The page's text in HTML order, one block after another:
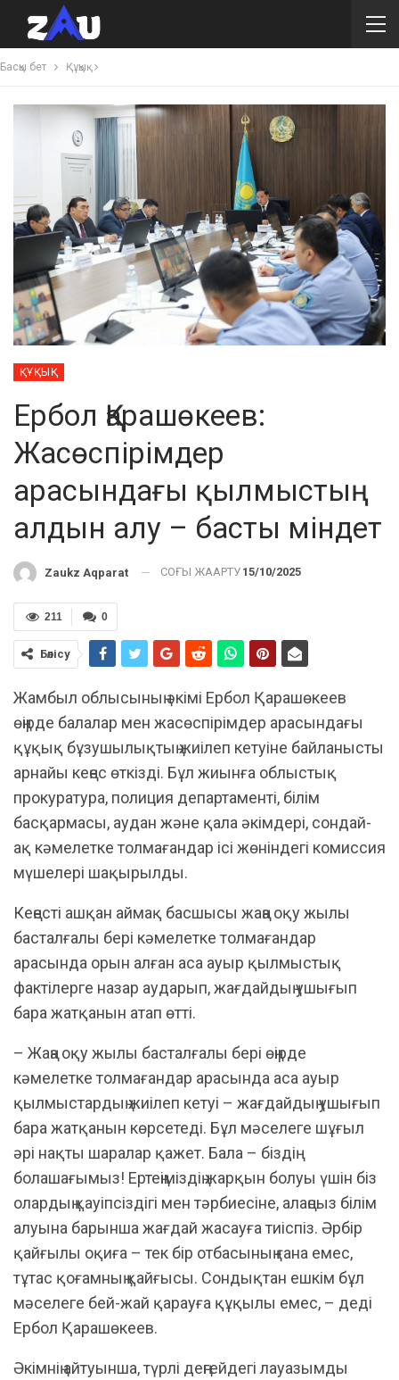
Басқы бет Құқық
ҚҰҚЫҚ
Ербол Қарашөкеев:
Жасөспірімдер
арасындағы қылмыстың
алдын алу – басты міндет
Zaukz Aqparat СОҢҒЫ ЖАҢАРТУ 15/10/2025
0
211
Бөлісу
Жамбыл облысының әкімі Ербол Қарашөкеев
өңірде балалар мен жасөспірімдер арасындағы
құқық бұзушылықтың жиілеп кетуіне байланысты
арнайы кеңес өткізді. Бұл жиынға облыстық
прокуратура, полиция департаменті, білім
басқармасы, аудан және қала әкімдері, сондай-
ақ кәмелетке толмағандар ісі жөніндегі комиссия
мүшелері шақырылды.
Кеңесті ашқан аймақ басшысы жаңа оқу жылы
басталғалы бері кәмелетке толмағандар
арасында орын алған аса ауыр қылмыстық
фактілерге назар аударып, жағдайдың ушығып
бара жатқанын атап өтті.
– Жаңа оқу жылы басталғалы бері өңірде
кәмелетке толмағандар арасында аса ауыр
қылмыстардың жиілеп кетуі – жағдайдың ушығып
бара жатқанын көрсетеді. Бұл мәселеге шұғыл
әрі нақты шаралар қажет. Бала – біздің
болашағымыз! Ертеңіміздің жарқын болуы үшін біз
олардың қауіпсіздігі мен тәрбиесіне, алаңсыз білім
алуына барынша жағдай жасауға тиіспіз. Әрбір
қайғылы оқиға – тек бір отбасының ғана емес,
тұтас қоғамның қайғысы. Сондықтан ешкім бұл
мәселеге бей-жай қарауға құқылы емес, – деді
Ербол Қарашөкеев.
Әкімнің айтуынша, түрлі деңгейдегі лауазымды